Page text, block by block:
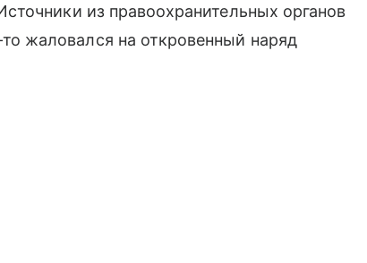
из правоохранительных органов
жаловался на откровенный наряд